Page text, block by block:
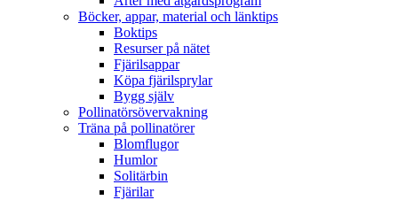
Böcker, appar, material och länktips
Boktips
Resurser på nätet
Fjärilsappar
Köpa fjärilsprylar
Bygg själv
Pollinatörsövervakning
Träna på pollinatörer
Blomflugor
Humlor
Solitärbin
Fjärilar